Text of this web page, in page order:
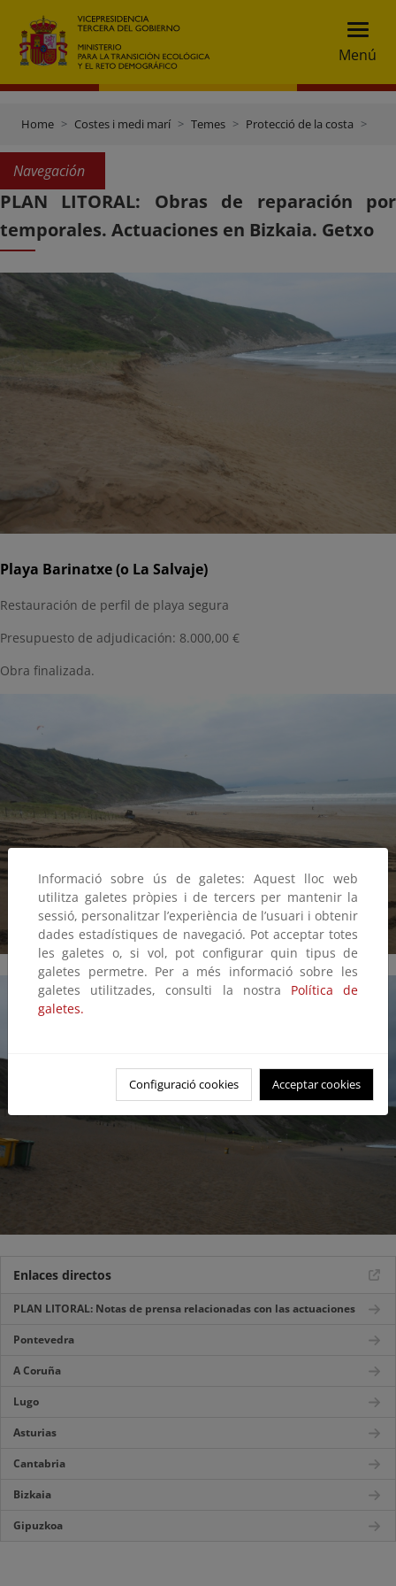
Menú
Home Costes i medi marí Temes Protecció de la costa
Navegación
PLAN LITORAL: Obras de reparación por
temporales. Actuaciones en Bizkaia. Getxo
Playa Barinatxe (o La Salvaje)
Restauración de perfil de playa segura
Presupuesto de adjudicación: 8.000,00 €
Obra finalizada.
Enlaces directos
PLAN LITORAL: Notas de prensa relacionadas con las actuaciones
Pontevedra
A Coruña
Lugo
Asturias
Cantabria
Bizkaia
Gipuzkoa
Informació sobre ús de galetes: Aquest lloc web
utilitza galetes pròpies i de tercers per mantenir la
sessió, personalitzar l’experiència de l’usuari i obtenir
dades estadístiques de navegació. Pot acceptar totes
les galetes o, si vol, pot configurar quin tipus de
galetes permetre. Per a més informació sobre les
galetes utilitzades, consulti la nostra Política de
galetes.
Configuració cookies Acceptar cookies